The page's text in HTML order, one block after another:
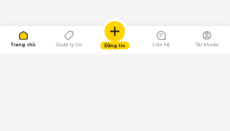
Trang chủ Quản lý tin Đăng tin Liên hệ Tài khoản